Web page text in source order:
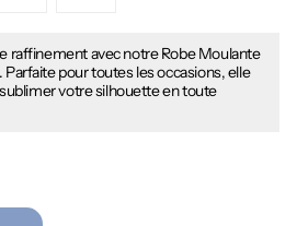
raffinement avec notre Robe Moulante
pour toutes les occasions, elle
votre silhouette en toute